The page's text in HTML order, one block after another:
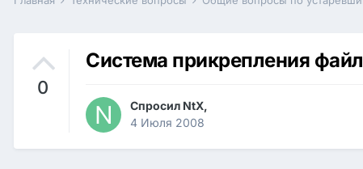
0
Система прикрепления
Спросил NtX,
4 Июля 2008